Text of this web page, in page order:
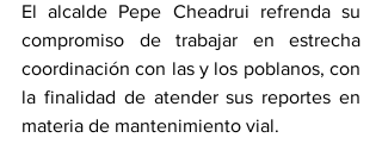
El alcalde Pepe Cheadrui refrenda su
compromiso de trabajar en estrecha
coordinación con las y los poblanos, con
la finalidad de atender sus reportes en
materia de mantenimiento vial.